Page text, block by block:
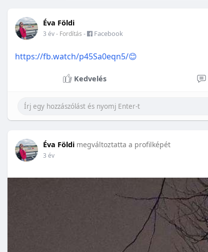
Éva Földi
3 év- Fordítás - Facebook
https://fb.watch/p45Sa0eqn5/😊
Kedvelés
Éva Földi megváltoztatta a profilképét
3 év